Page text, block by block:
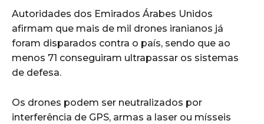
Autoridades dos Emirados Árabes Unidos
afirmam que mais de mil drones iranianos já
foram disparados contra o país, sendo que ao
menos 71 conseguiram ultrapassar os sistemas
de defesa.
Os drones podem ser neutralizados por
interferência de GPS, armas a laser ou mísseis